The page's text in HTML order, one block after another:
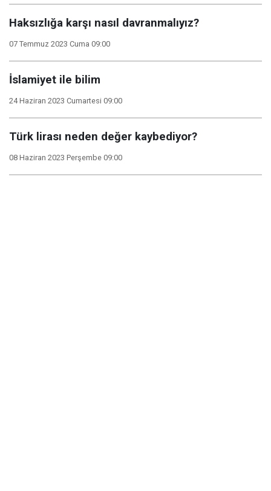
Haksızlığa karşı nasıl davranmalıyız?
07 Temmuz 2023 Cuma 09:00
İslamiyet ile bilim
24 Haziran 2023 Cumartesi 09:00
Türk lirası neden değer kaybediyor?
08 Haziran 2023 Perşembe 09:00